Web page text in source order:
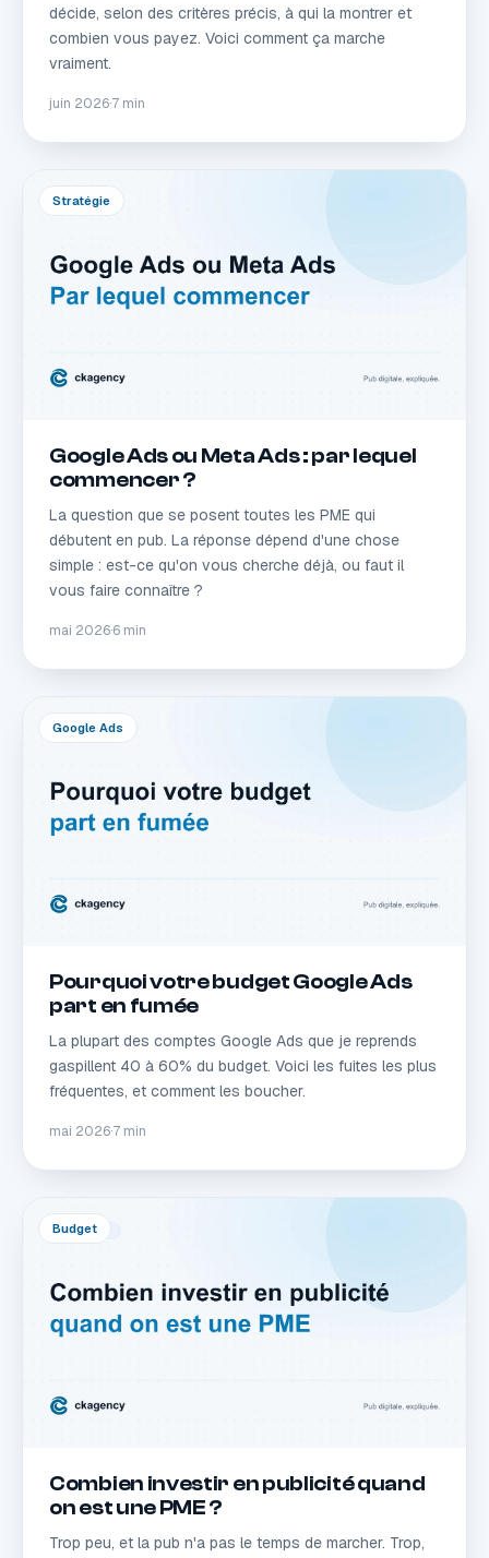
décide, selon des critères précis, à qui la montrer et
combien vous payez. Voici comment ça marche
vraiment.
juin 2026·7 min
Stratégie
Google Ads ou Meta Ads : par lequel
commencer ?
La question que se posent toutes les PME qui
débutent en pub. La réponse dépend d'une chose
simple : est-ce qu'on vous cherche déjà, ou faut il
vous faire connaître ?
mai 2026·6 min
Google Ads
Pourquoi votre budget Google Ads
part en fumée
La plupart des comptes Google Ads que je reprends
gaspillent 40 à 60% du budget. Voici les fuites les plus
fréquentes, et comment les boucher.
mai 2026·7 min
Budget
Combien investir en publicité quand
on est une PME ?
Trop peu, et la pub n'a pas le temps de marcher. Trop,